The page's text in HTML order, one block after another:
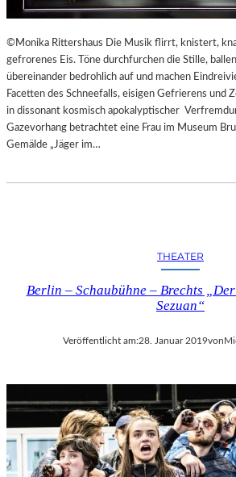
©Monika Rittershaus Die Musik flirrt, knistert,
gefrorenes Eis. Töne durchfurchen die Stille,
übereinander bedrohlich auf und machen
Facetten des Schneefalls, eisigen Gefrierens und
in dissonant kosmisch apokalyptischer
Gazevorhang betrachtet eine Frau im Museum
Gemälde „Jäger im…
THEATER
Berlin – Schaubühne – Brechts
Sezuan“
Veröffentlicht am:28. Januar 2019von